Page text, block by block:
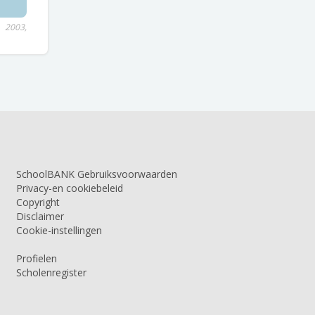
2003,
SchoolBANK Gebruiksvoorwaarden
Privacy-en cookiebeleid
Copyright
Disclaimer
Cookie-instellingen
Profielen
Scholenregister